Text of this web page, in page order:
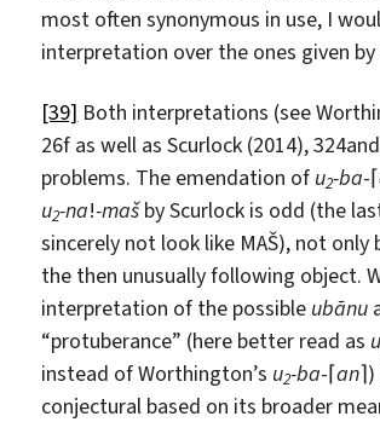
most often synonymous in use, I
interpretation over the ones given by
[39] Both interpretations (see
26f as well as Scurlock (2014),
problems. The emendation of u2-ba-⌈
u2-na!-mašby Scurlock is odd (the
sincerely not look like MAŠ), not only
the then unusually following object.
interpretation of the possible ubānu
“protuberance” (here better read as u
instead of Worthington’s u2-ba-⌈an
conjectural based on its broader